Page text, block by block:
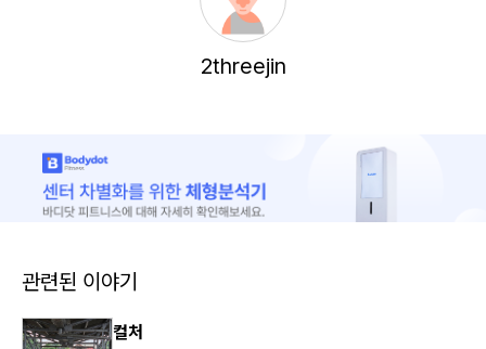
2threejin
관련된 이야기
컬처